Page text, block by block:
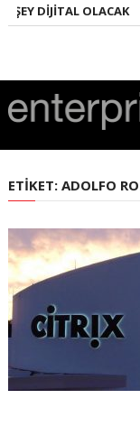
ŞEY DIJITAL OLACAK
ETIKET: ADOLFO